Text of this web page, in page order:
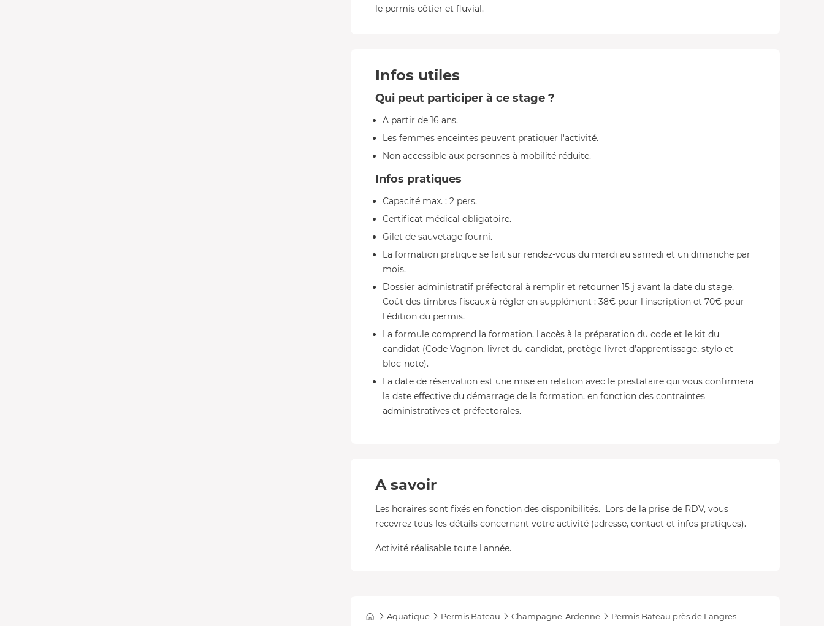
le permis côtier et fluvial.
Infos utiles
Qui peut participer à ce stage ?
A partir de 16 ans.
Les femmes enceintes peuvent pratiquer l'activité.
Non accessible aux personnes à mobilité réduite.
Infos pratiques
Capacité max. : 2 pers.
Certificat médical obligatoire.
Gilet de sauvetage fourni.
La formation pratique se fait sur rendez-vous du mardi au samedi et un dimanche par
mois.
Dossier administratif préfectoral à remplir et retourner 15 j avant la date du stage.
Coût des timbres fiscaux à régler en supplément : 38€ pour l'inscription et 70€ pour
l'édition du permis.
La formule comprend la formation, l'accès à la préparation du code et le kit du
candidat (Code Vagnon, livret du candidat, protège-livret d’apprentissage, stylo et
bloc-note).
La date de réservation est une mise en relation avec le prestataire qui vous confirmera
la date effective du démarrage de la formation, en fonction des contraintes
administratives et préfectorales.
A savoir
Les horaires sont fixés en fonction des disponibilités. Lors de la prise de RDV, vous
recevrez tous les détails concernant votre activité (adresse, contact et infos pratiques).
Activité réalisable toute l'année.
Aquatique Permis Bateau Champagne-Ardenne Permis Bateau près de Langres